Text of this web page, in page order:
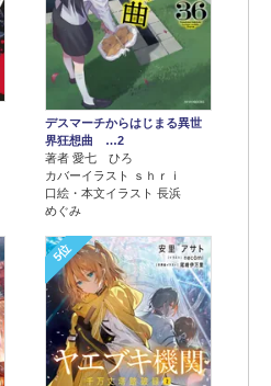
デスマーチからはじまる異世
界狂想曲 …2
著者 愛七 ひろ
カバーイラスト ｓｈｒｉ
口絵・本文イラスト 長浜
めぐみ
5位